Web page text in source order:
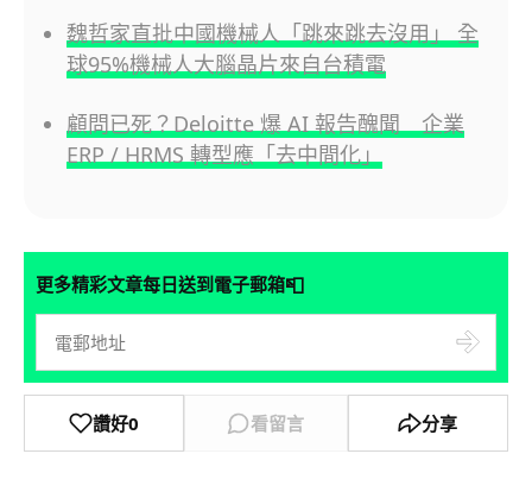
魏哲家直批中國機械人「跳來跳去沒用」 全
球95%機械人大腦晶片來自台積電
顧問已死？Deloitte 爆 AI 報告醜聞 企業
ERP / HRMS 轉型應「去中間化」
更多精彩文章每日送到電子郵箱📮
讚好0 看留言 分享